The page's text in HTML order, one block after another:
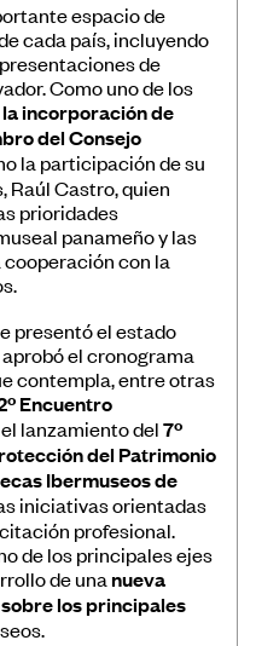
boletín de
espacio de
cada país, incluyendo
de
Como uno de los
la incorporación de
del Consejo
la participación de su
Raúl Castro, quien
prioridades
panameño y las
con la
presentó el estado
el cronograma
contempla, entre otras
Encuentro
el lanzamiento del7º
del Patrimonio
Ibermuseos de
iniciativas orientadas
profesional.
de los principales ejes
de una nueva
los principales